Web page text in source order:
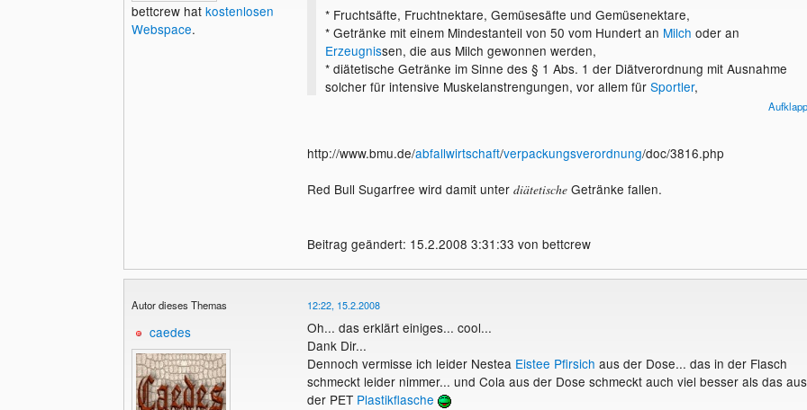
bettcrew hat kostenlosen
Webspace.
* Fruchtsäfte, Fruchtnektare, Gemüsesäfte und Gemüsenektare,
* Getränke mit einem Mindestanteil von 50 vom Hundert an Milch oder an
Erzeugnissen, die aus Milch gewonnen werden,
* diätetische Getränke im Sinne des § 1 Abs. 1 der Diätverordnung mit Ausnahme
solcher für intensive Muskelanstrengungen, vor allem für Sportler,
http://www.bmu.de/abfallwirtschaft/verpackungsverordnung/doc/3816.php
Red Bull Sugarfree wird damit unter diätetischeGetränke fallen.
Beitrag geändert: 15.2.2008 3:31:33 von bettcrew
Autor dieses Themas
caedes
12:22, 15.2.2008
Oh... das erklärt einiges... cool...
Dank Dir...
Dennoch vermisse ich leider Nestea Eistee Pfirsich aus der Dose... das in der Flasch
schmeckt leider nimmer... und Cola aus der Dose schmeckt auch viel besser als das aus
der PET Plastikflasche